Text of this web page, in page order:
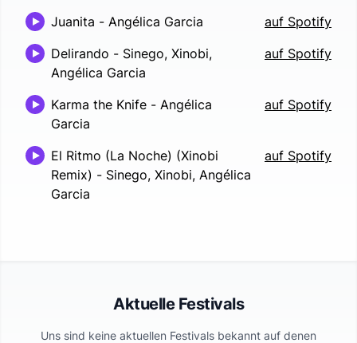
Juanita - Angélica Garcia
auf Spotify
Delirando - Sinego, Xinobi,
Angélica Garcia
auf Spotify
Karma the Knife - Angélica
Garcia
auf Spotify
El Ritmo (La Noche) (Xinobi
Remix) - Sinego, Xinobi, Angélica
Garcia
auf Spotify
Aktuelle Festivals
Uns sind keine aktuellen Festivals bekannt auf denen